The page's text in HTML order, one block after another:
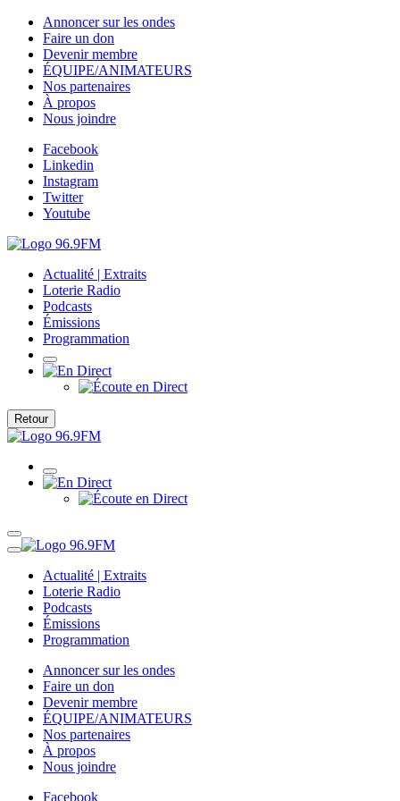
Annoncer sur les ondes
Faire un don
Devenir membre
ÉQUIPE/ANIMATEURS
Nos partenaires
À propos
Nous joindre
Facebook
Linkedin
Instagram
Twitter
Youtube
Actualité | Extraits
Loterie Radio
Podcasts
Émissions
Programmation
Retour
Actualité | Extraits
Loterie Radio
Podcasts
Émissions
Programmation
Annoncer sur les ondes
Faire un don
Devenir membre
ÉQUIPE/ANIMATEURS
Nos partenaires
À propos
Nous joindre
Facebook